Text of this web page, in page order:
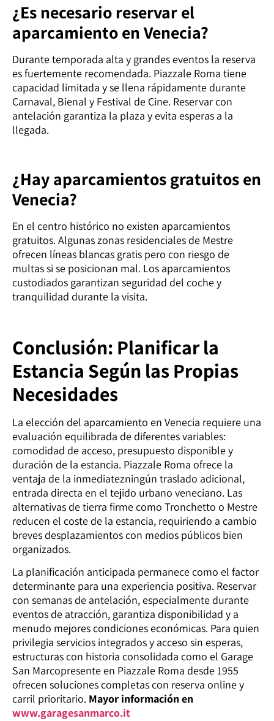
¿Es necesario reservar el
aparcamiento en Venecia?
Durante temporada alta y grandes eventos la reserva
es fuertemente recomendada. Piazzale Roma tiene
capacidad limitada y se llena rápidamente durante
Carnaval, Bienal y Festival de Cine. Reservar con
antelación garantiza la plaza y evita esperas a la
llegada.
¿Hay aparcamientos gratuitos en
Venecia?
En el centro histórico no existen aparcamientos
gratuitos. Algunas zonas residenciales de Mestre
ofrecen líneas blancas gratis pero con riesgo de
multas si se posicionan mal. Los aparcamientos
custodiados garantizan seguridad del coche y
tranquilidad durante la visita.
Conclusión: Planificar la
Estancia Según las Propias
Necesidades
La elección del aparcamiento en Venecia requiere una
evaluación equilibrada de diferentes variables:
comodidad de acceso, presupuesto disponible y
duración de la estancia. Piazzale Roma ofrece la
ventaja de la inmediatezningún traslado adicional,
entrada directa en el tejido urbano veneciano. Las
alternativas de tierra firme como Tronchetto o Mestre
reducen el coste de la estancia, requiriendo a cambio
breves desplazamientos con medios públicos bien
organizados.
La planificación anticipada permanece como el factor
determinante para una experiencia positiva. Reservar
con semanas de antelación, especialmente durante
eventos de atracción, garantiza disponibilidad y a
menudo mejores condiciones económicas. Para quien
privilegia servicios integrados y acceso sin esperas,
estructuras con historia consolidada como el Garage
San Marcopresente en Piazzale Roma desde 1955
ofrecen soluciones completas con reserva online y
carril prioritario. Mayor información en
www.garagesanmarco.it